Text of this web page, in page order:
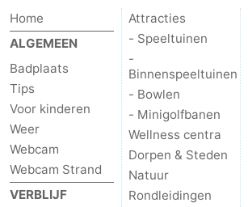
Home
ALGEMEEN
Badplaats
Tips
Voor kinderen
Weer
Webcam
Webcam Strand
VERBLIJF
Attracties
- Speeltuinen
-
Binnenspeeltuinen
- Bowlen
- Minigolfbanen
Wellness centra
Dorpen & Steden
Natuur
Rondleidingen